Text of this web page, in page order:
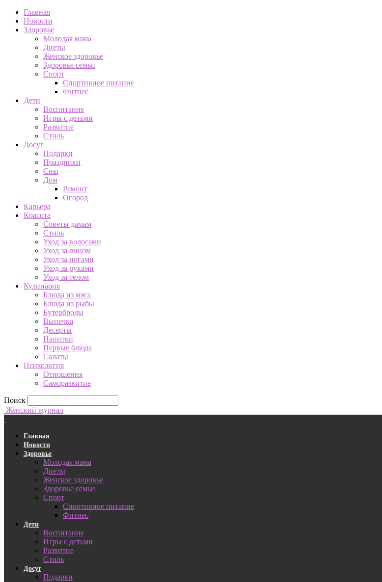
Главная
Новости
Здоровье
Молодая мама
Диеты
Женское здоровье
Здоровье семьи
Спорт
Спортивное питание
Фитнес
Дети
Воспитание
Игры с детьми
Развитие
Стиль
Досуг
Подарки
Праздники
Сны
Дом
Ремонт
Огород
Карьера
Красота
Советы дамам
Стиль
Уход за волосами
Уход за лицом
Уход за ногами
Уход за руками
Уход за телом
Кулинария
Блюда из мяса
Блюда из рыбы
Бутерброды
Выпечка
Десерты
Напитки
Первые блюда
Салаты
Психология
Отношения
Саморазвитие
Поиск
Женский журнал
Главная
Новости
Здоровье
Молодая мама
Диеты
Женское здоровье
Здоровье семьи
Спорт
Спортивное питание
Фитнес
Дети
Воспитание
Игры с детьми
Развитие
Стиль
Досуг
Подарки